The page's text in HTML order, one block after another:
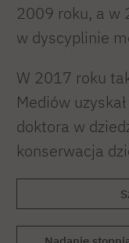
2009 roku, a w
w dyscyplinie
W 2017 roku
Mediów
doktora w
konserwacja